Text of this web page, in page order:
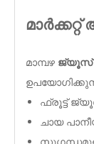
മാമ്പഴ ജ്യൂസ്
ഫ്രൂട്ട്
ചായ